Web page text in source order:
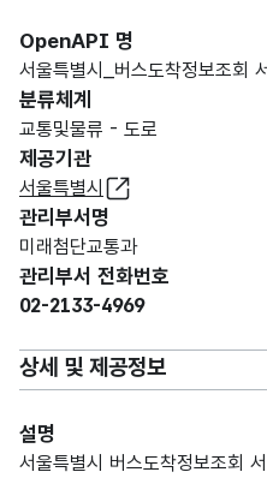
OpenAPI 명
서울특별시_버스도착정보조회
분류체계
교통및물류 - 도로
제공기관
서울특별시
관리부서명
미래첨단교통과
관리부서 전화번호
02-2133-4969
상세 및 제공정보
설명
서울특별시 버스도착정보조회